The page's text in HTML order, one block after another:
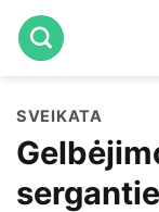
Skip
to
SVEIKATA